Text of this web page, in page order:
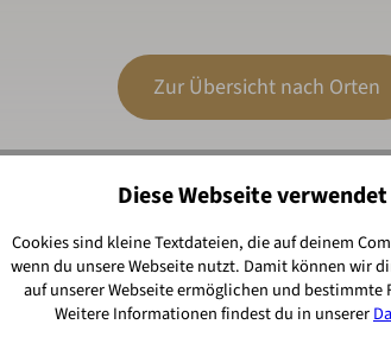
Zur Übersicht nach Orten
Diese Webseite
Cookies sind kleine Textdateien, die auf deinem
wenn du unsere Webseite nutzt. Damit können wir
auf unserer Webseite ermöglichen und
Weitere Informationen findest du in unserer